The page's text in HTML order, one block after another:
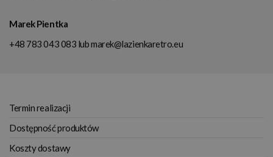
Marek Pientka
+48 783 043 083 lubmarek@lazienkaretro.eu
Termin realizacji
Dostępność produktów
Koszty dostawy